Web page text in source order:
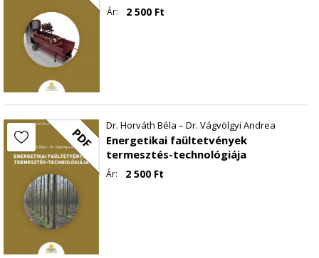
Ár: 2 500Ft
PDF Dr. Horváth Béla – Dr. Vágvölgyi Andrea
Energetikai faültetvények
termesztés-technológiája
Ár: 2 500 Ft